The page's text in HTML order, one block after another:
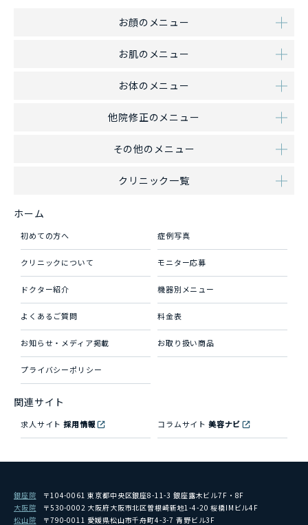
お顔のメニュー
お肌のメニュー
お体のメニュー
他院修正のメニュー
その他のメニュー
クリニック一覧
ホーム
初めての方へ 症例写真
クリニックについて モニター応募
ドクター紹介 機器別メニュー
よくあるご質問 料金表
お知らせ・メディア掲載 お取り扱い商品
プライバシーポリシー
関連サイト
求人サイト採用情報 コラムサイト 美容ナビ
銀座院
〒104-0061 東京都中央区銀座8-11-3 銀座露木ビル7F・8F
大阪院
〒530-0002 大阪府大阪市北区曽根崎新地1-4-20 桜橋IMビル4F
松山院
〒790-0011 愛媛県松山市千舟町4-3-7 青野ビル3F